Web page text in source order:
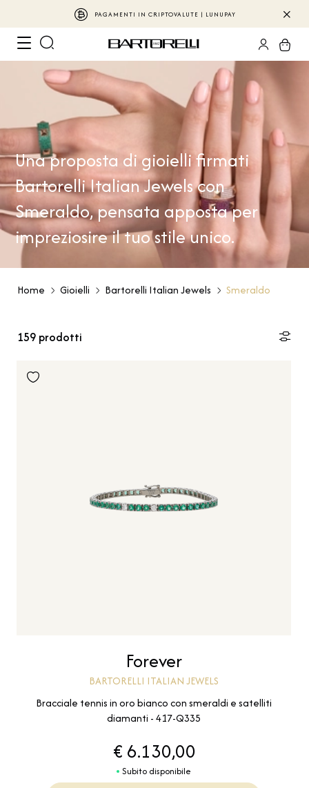
PAGAMENTI IN CRIPTOVALUTE | LUNUPAY
Una proposta di gioielli firmati
Bartorelli Italian Jewels con
Smeraldo, pensata apposta per
impreziosire il tuo stile unico.
Home Gioielli Bartorelli Italian Jewels Smeraldo
159 prodotti
Forever
BARTORELLI ITALIAN JEWELS
Bracciale tennis in oro bianco con smeraldi e satelliti
diamanti - 417-Q335
€ 6.130,00
Subito disponibile